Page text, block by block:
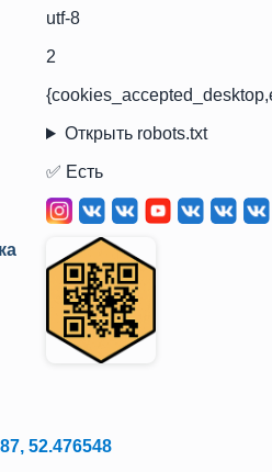
utf-8
2
Открыть robots.txt
✅ Есть
52.476548